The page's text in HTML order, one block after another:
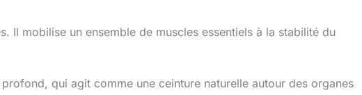
Il mobilise un ensemble de muscles essentiels à la stabilité du
qui agit comme une ceinture naturelle autour des organes